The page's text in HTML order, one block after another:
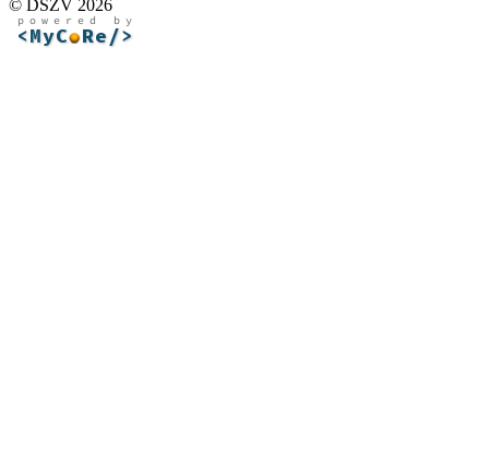
© DSZV 2026